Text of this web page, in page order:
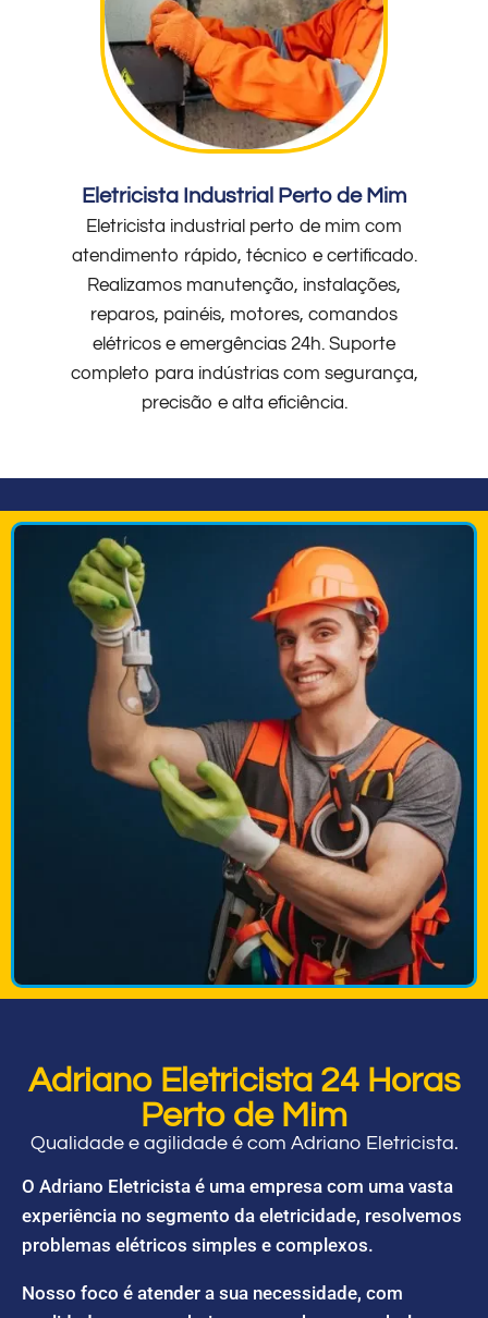
Eletricista Industrial Perto de Mim
Eletricista industrial perto de mim com
atendimento rápido, técnico e certificado.
Realizamos manutenção, instalações,
reparos, painéis, motores, comandos
elétricos e emergências 24h. Suporte
completo para indústrias com segurança,
precisão e alta eficiência.
Adriano Eletricista 24 Horas
Perto de Mim
Qualidade e agilidade é com Adriano Eletricista.
O Adriano Eletricista é uma empresa com uma vasta
experiência no segmento da eletricidade, resolvemos
problemas elétricos simples e complexos.
Nosso foco é atender a sua necessidade, com